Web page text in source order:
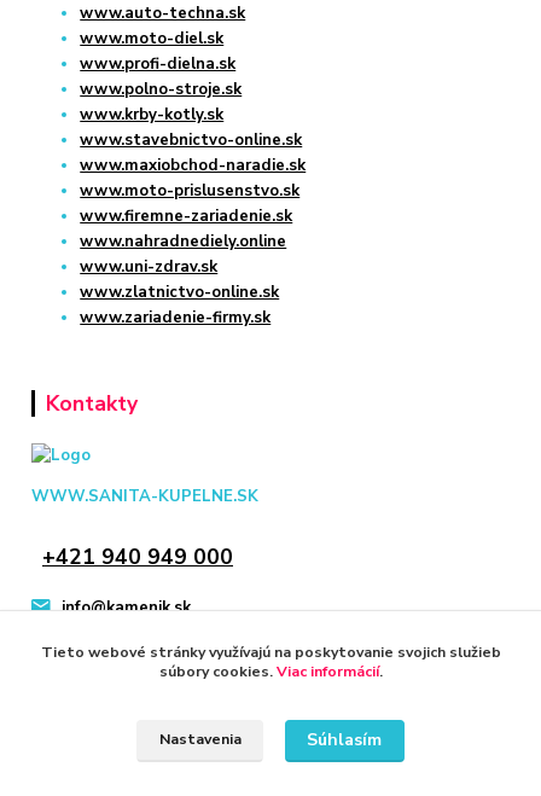
www.auto-techna.sk
www.moto-diel.sk
www.profi-dielna.sk
www.polno-stroje.sk
www.krby-kotly.sk
www.stavebnictvo-online.sk
www.maxiobchod-naradie.sk
www.moto-prislusenstvo.sk
www.firemne-zariadenie.sk
www.nahradnediely.online
www.uni-zdrav.sk
www.zlatnictvo-online.sk
www.zariadenie-firmy.sk
Kontakty
WWW.SANITA-KUPELNE.SK
+421 940 949 000
info@kamenik.sk
Tieto webové stránky využívajú na poskytovanie svojich služieb
súbory cookies.Viac informácií.
Nastavenia Súhlasím